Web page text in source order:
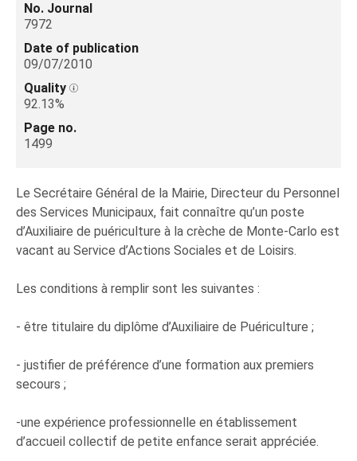
No. Journal
7972
Date of publication
09/07/2010
Quality
92.13%
Page no.
1499
Le Secrétaire Général de la Mairie, Directeur du Personnel
des Services Municipaux, fait connaître qu’un poste
d’Auxiliaire de puériculture à la crèche de Monte-Carlo est
vacant au Service d’Actions Sociales et de Loisirs.
Les conditions à remplir sont les suivantes :
- être titulaire du diplôme d’Auxiliaire de Puériculture ;
- justifier de préférence d’une formation aux premiers
secours ;
-une expérience professionnelle en établissement
d’accueil collectif de petite enfance serait appréciée.